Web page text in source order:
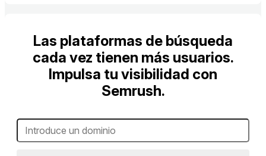
Las plataformas de búsqueda
cada vez tienen más usuarios.
Impulsa tu visibilidad con
Semrush.